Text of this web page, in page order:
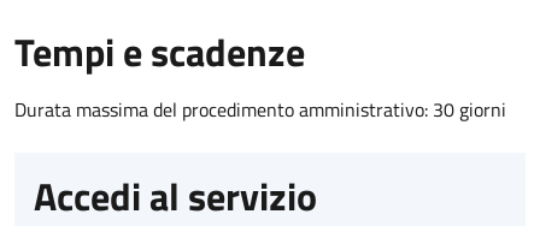
Tempi e scadenze
Durata massima del procedimento amministrativo: 30 giorni
Accedi al servizio